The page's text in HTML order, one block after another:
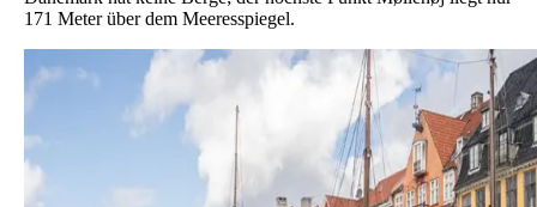
171 Meter über dem Meeresspiegel.